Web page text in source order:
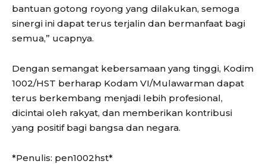
bantuan gotong royong yang dilakukan, semoga
sinergi ini dapat terus terjalin dan bermanfaat bagi
semua,” ucapnya.
Dengan semangat kebersamaan yang tinggi, Kodim
1002/HST berharap Kodam VI/Mulawarman dapat
terus berkembang menjadi lebih profesional,
dicintai oleh rakyat, dan memberikan kontribusi
yang positif bagi bangsa dan negara.
*Penulis: pen1002hst*